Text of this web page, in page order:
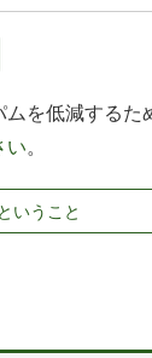
を低減するた
い。
いうこと